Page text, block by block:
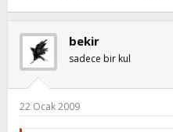
bekir
sadece bir kul
22 Ocak 2009